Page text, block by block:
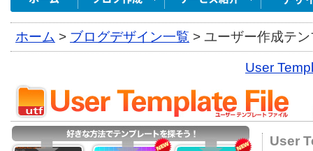
ホーム > ブログデザイン一覧 > ユーザー作成テ
User
User